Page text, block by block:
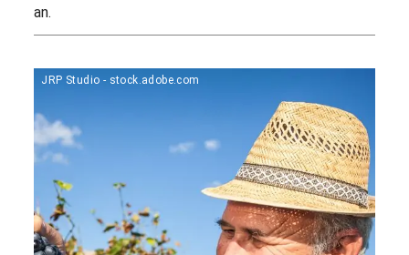
an.
JRP Studio - stock.adobe.com